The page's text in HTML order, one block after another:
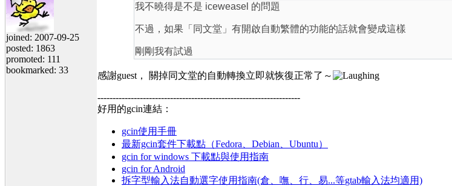
joined: 2007-09-25
posted: 1863
promoted: 111
bookmarked: 33
我不曉得是不是 iceweasel 的問題
不過，如果「同文堂」有開啟自動繁體的功能的話就會變成這樣
剛剛我有試過
感謝guest， 關掉同文堂的自動轉換立即就恢復正常了～
-------------------------------------------------------------------
好用的gcin連結：
gcin使用手冊
最新gcin套件下載點（Fedora、Debian、Ubuntu）
gcin for windows 下載點與使用指南
gcin for Android
拆字型輸入法自動選字使用指南(倉、嘸、行、易...等gtab輸入法均適用)